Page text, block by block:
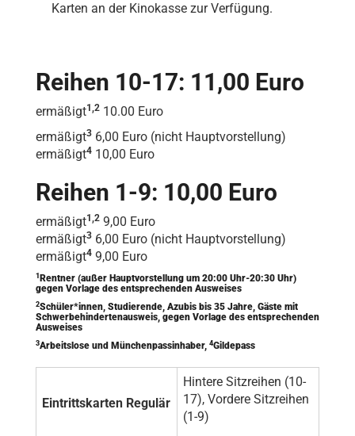
Karten an der Kinokasse zur Verfügung.
Reihen 10-17: 11,00 Euro
ermäßigt1,2 10.00 Euro
ermäßigt3 6,00 Euro (nicht Hauptvorstellung)
ermäßigt4 10,00 Euro
Reihen 1-9: 10,00 Euro
ermäßigt1,2 9,00 Euro
ermäßigt3 6,00 Euro (nicht Hauptvorstellung)
ermäßigt4 9,00 Euro
1 Rentner (außer Hauptvorstellung um 20:00 Uhr-20:30 Uhr)
gegen Vorlage des entsprechenden Ausweises
2Schüler*innen, Studierende, Azubis bis 35 Jahre, Gäste mit
Schwerbehindertenausweis, gegen Vorlage des entsprechenden
Ausweises
3Arbeitslose und Münchenpassinhaber, 4Gildepass
Eintrittskarten Regulär
Hintere Sitzreihen (10-
17), Vordere Sitzreihen
(1-9)